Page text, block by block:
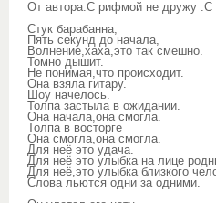
От автора:С рифмой не дружу :С
Стук барабанна,
Пять секунд до начала,
Волнение,хаха,это так смешно.
Томно дышит.
Не понимая,что происходит.
Она взяла гитару.
Шоу начелось.
Толпа застыла в ожидании.
Она начала,она смогла.
Толпа в восторге
Она смогла,она смогла.
Для неё это удача.
Для неё это улыбка на лице
Для неё,это улыбка близкого
Слова льются одни за одними.